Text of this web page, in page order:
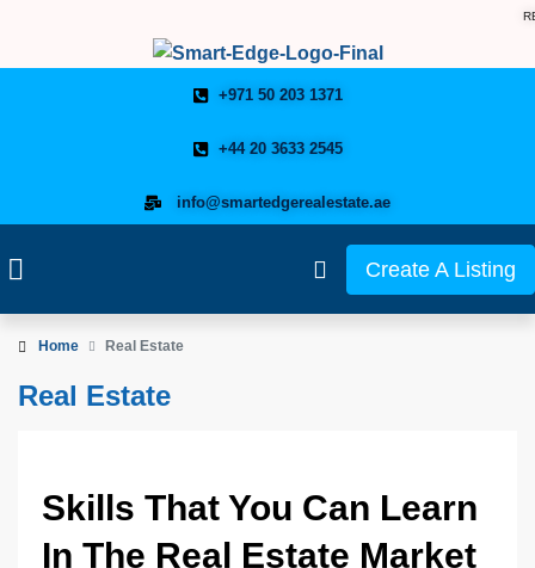
+971 50 203 1371
+44 20 3633 2545
info@smartedgerealestate.ae
Create A Listing
Home Real Estate
Real Estate
Skills That You Can Learn
In The Real Estate Market